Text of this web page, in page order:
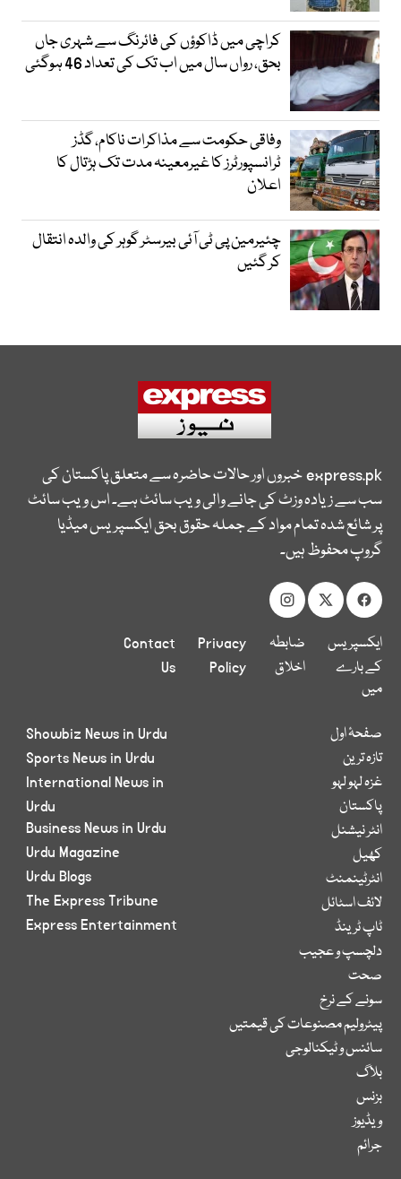
کراچی میں ڈاکوؤں کی فائرنگ سے شہری جاں
بحق، رواں سال میں اب تک کی تعداد 46 ہوگئی
وفاقی حکومت سے مذاکرات ناکام، گڈز
ٹرانسپورٹرز کا غیرمعینہ مدت تک ہڑتال کا
اعلان
چئیرمین پی ٹی آئی بیرسٹر گوہر کی والدہ انتقال
کر گئیں
express.pkخبروں اور حالات حاضرہ سے متعلق پاکستان کی
سب سے زیادہ وزٹ کی جانے والی ویب سائٹ ہے۔ اس ویب سائٹ
پر شائع شدہ تمام مواد کے جملہ حقوق بحق ایکسپریس میڈیا
گروپ محفوظ ہیں۔
ایکسپریس
کے بارے
میں
ضابطہ
اخلاق
Privacy
Policy
Contact
Us
صفحۂ اول
تازہ ترین
غزہ لہو لہو
پاکستان
انٹر نیشنل
کھیل
انٹرٹینمنٹ
لائف اسٹائل
ٹاپ ٹرینڈ
دلچسپ و عجیب
صحت
سونے کے نرخ
پیٹرولیم مصنوعات کی قیمتیں
سائنس و ٹیکنالوجی
بلاگ
بزنس
ویڈیوز
جرائم
Showbiz News in Urdu
Sports News in Urdu
International News in
Urdu
Business News in Urdu
Urdu Magazine
Urdu Blogs
The Express Tribune
Express Entertainment